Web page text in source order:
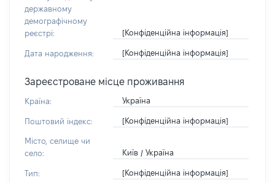
державному
демографічному
реєстрі:
[Конфіденційна інформація]
Дата народження: [Конфіденційна інформація]
Зареєстроване місце проживання
Країна: Україна
Поштовий індекс: [Конфіденційна інформація]
Місто, селище чи
село:
Київ / Україна
Тип: [Конфіденційна інформація]